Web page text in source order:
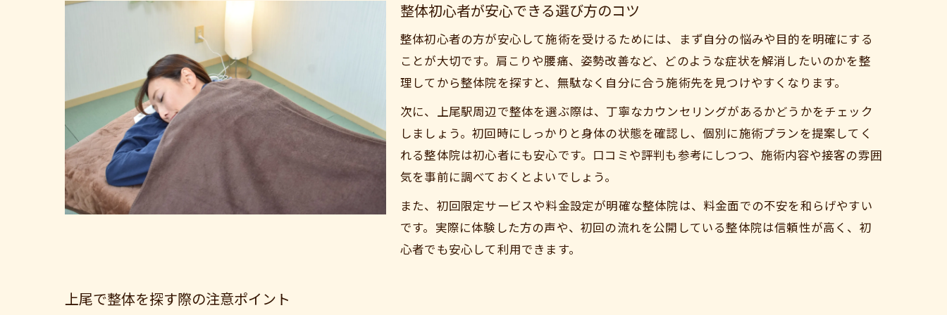
優しい整体施術が支持される理由を解説
女性向け整体で重視されるサービス内容
整体初心者でも安心な施術の流れを紹介
整体初心者も安心できる来店から施術まで
初回の整体でよくある疑問と解決法
整体の施術前後で気をつけたいポイント
整体初心者が失敗しない店舗選びのヒント
上尾駅近くで整体料金相場を知る方法
整体初心者が安心できる選び方のコツ
整体初心者の方が安心して施術を受けるためには、まず自分の悩みや目的を明確にする
ことが大切です。肩こりや腰痛、姿勢改善など、どのような症状を解消したいのかを整
理してから整体院を探すと、無駄なく自分に合う施術先を見つけやすくなります。
次に、上尾駅周辺で整体を選ぶ際は、丁寧なカウンセリングがあるかどうかをチェック
しましょう。初回時にしっかりと身体の状態を確認し、個別に施術プランを提案してく
れる整体院は初心者にも安心です。口コミや評判も参考にしつつ、施術内容や接客の雰囲
気を事前に調べておくとよいでしょう。
また、初回限定サービスや料金設定が明確な整体院は、料金面での不安を和らげやすい
です。実際に体験した方の声や、初回の流れを公開している整体院は信頼性が高く、初
心者でも安心して利用できます。
上尾で整体を探す際の注意ポイント